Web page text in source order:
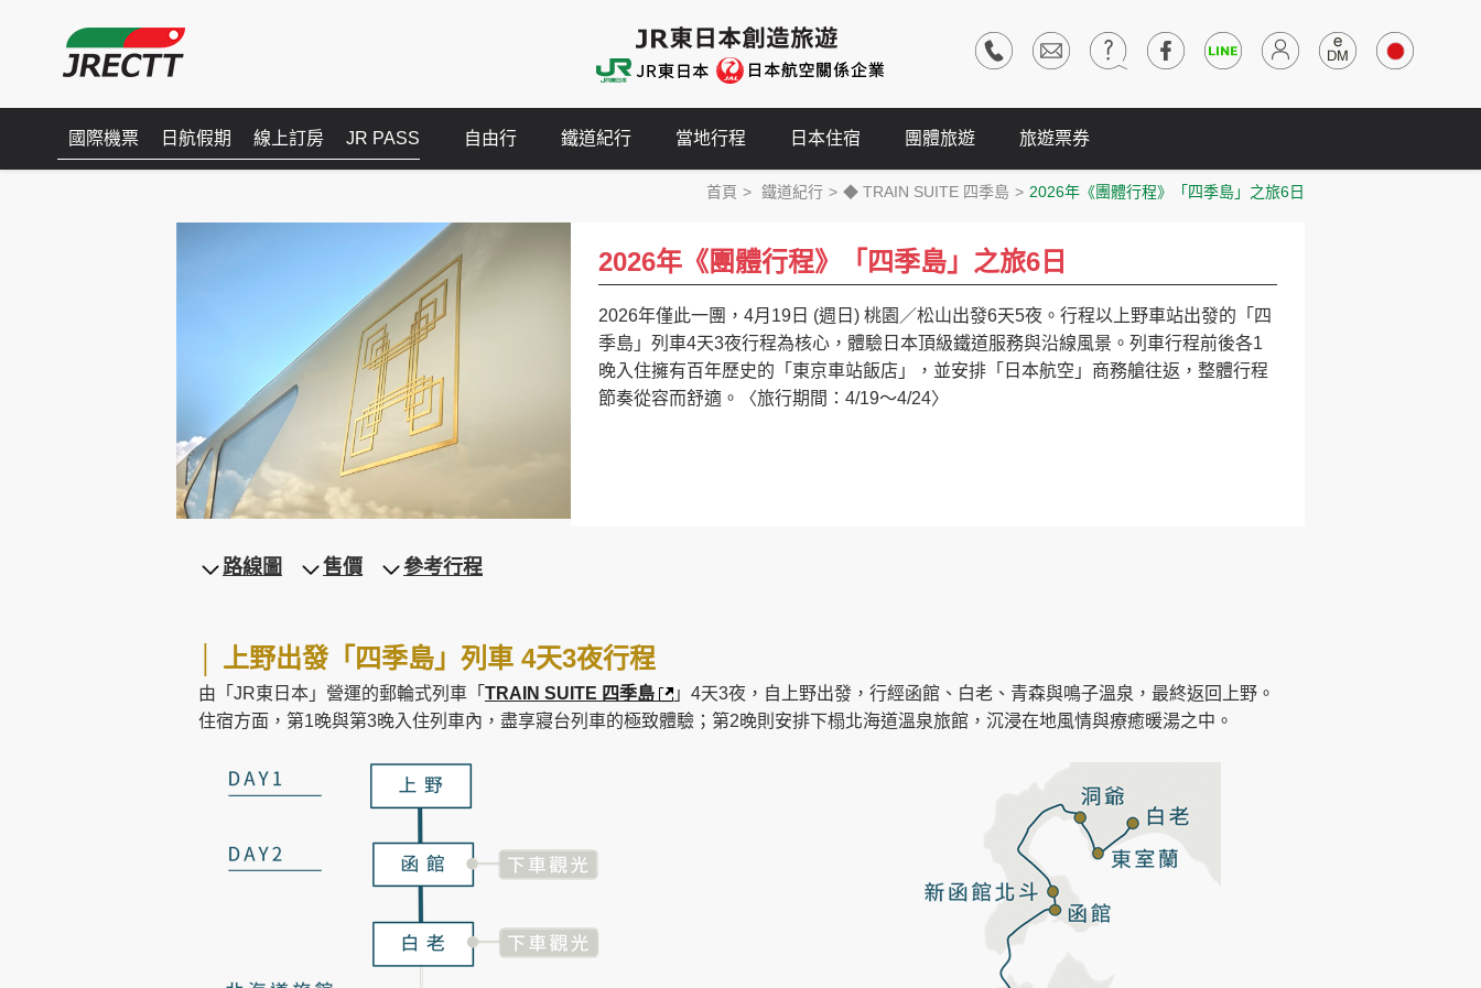
國際機票 日航假期 線上訂房 JR PASS 自由行 鐵道紀行 當地行程 日本住宿 團體旅遊 旅遊票券
首頁 鐵道紀行 ◆ TRAIN SUITE 四季島 2026年《團體行程》「四季島」之旅6日
2026年《團體行程》「四季島」之旅6日
2026年僅此一團，4月19日 (週日) 桃園／松山出發6天5夜。行程以上野車站出發的「四
季島」列車4天3夜行程為核心，體驗日本頂級鐵道服務與沿線風景。列車行程前後各1
晚入住擁有百年歷史的「東京車站飯店」，並安排「日本航空」商務艙往返，整體行程
節奏從容而舒適。〈旅行期間：4/19～4/24〉
路線圖 售價 參考行程
│ 上野出發「四季島」列車 4天3夜行程
由「JR東日本」營運的郵輪式列車「 TRAIN SUITE 四季島
」4天3夜，自上野出發，行經函館、白老、青森與鳴子溫泉，最終返回上野。
住宿方面，第1晚與第3晚入住列車內，盡享寢台列車的極致體驗；第2晚則安排下榻北海道溫泉旅館，沉浸在地風情與療癒暖湯之中。